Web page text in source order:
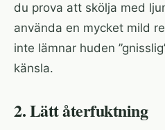
du prova att skölja med
använda en mycket mild
inte lämnar huden
känsla.
2. Lätt återfuktning